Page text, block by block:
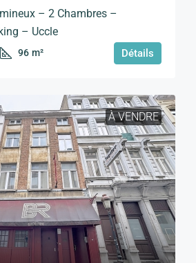
– 2 Chambres –
– Uccle
96 m² Détails
À VENDRE